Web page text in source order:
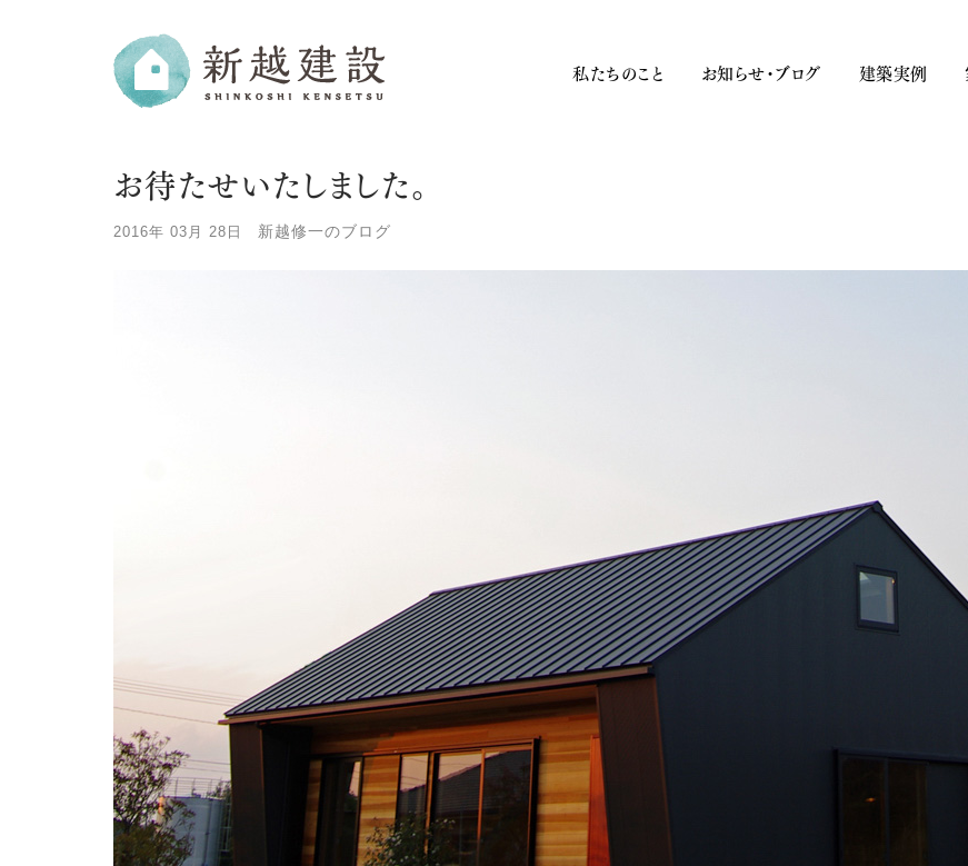
私たちのこと お知らせ・ブログ 建築実例
お待たせいたしました。
2016年 03月 28日 新越修一のブログ